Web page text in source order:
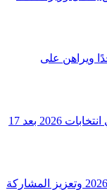
يدخل تشريعيات 2026 موحدًا ويراهن على
كودار: توافق كامل داخل “البام” على مرشحي انتخابات 2026 بعد 17
الأحزاب السياسية تؤكد أهمية تخليق انتخابات 2026 وتعزيز المشاركة